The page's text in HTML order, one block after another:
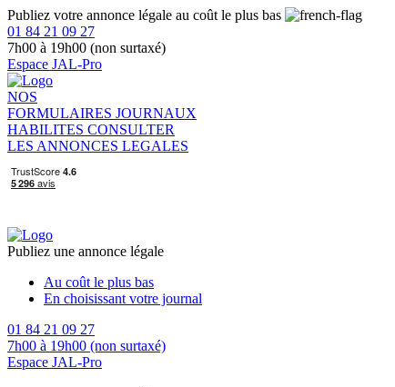
Publiez votre annonce légale au coût le plus bas
01 84 21 09 27
7h00 à 19h00 (non surtaxé)
Espace JAL-Pro
NOS
FORMULAIRES JOURNAUX
HABILITES CONSULTER
LES ANNONCES LEGALES
Publiez une annonce légale
Au coût le plus bas
En choisissant votre journal
01 84 21 09 27
7h00 à 19h00 (non surtaxé)
Espace JAL-Pro